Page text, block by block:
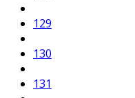
129
130
131